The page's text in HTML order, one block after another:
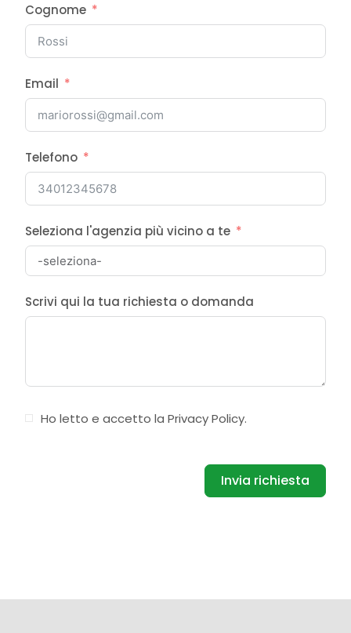
Cognome
Email
Telefono
Seleziona l'agenzia più vicino a te
Scrivi qui la tua richiesta o domanda
Ho letto e accetto laPrivacy Policy.
Invia richiesta